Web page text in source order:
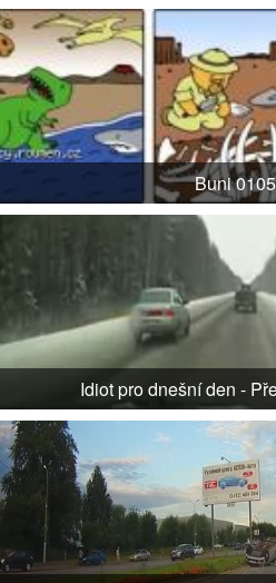
Buni
Idiot pro dnešní den -